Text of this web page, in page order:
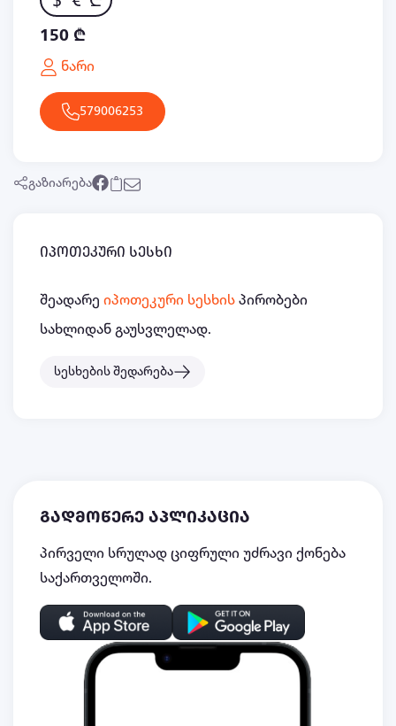
150 ₾
ნარი
579006253
გაზიარება
იპოთეკური სესხი
შეადარე იპოთეკური სესხის პირობები
სახლიდან გაუსვლელად.
სესხების შედარება
გადმოწერე აპლიკაცია
პირველი სრულად ციფრული უძრავი ქონება
საქართველოში.